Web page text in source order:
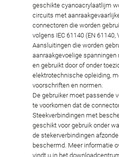
geschikte cyanoacrylaatlijm
circuits met
connectoren die worden
volgens IEC 61140 (EN 61140,
Aansluitingen die worden
aanraakgevoelige
en gebruikt door of onder
elektrotechnische opleiding,
voorschriften en normen.
De gebruiker moet passende
te voorkomen dat de
Steekverbindingen met
geschikt voor gebruik onder
de stekerverbindingen
beschermd. Meer informatie
vindt u in het